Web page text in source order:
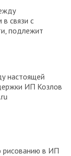
связи с
подлежит
настоящей
ИП Козлов
рисованию в ИП